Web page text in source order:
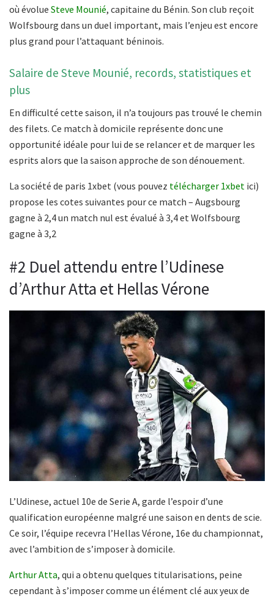
où évolue Steve Mounié, capitaine du Bénin. Son club reçoit
Wolfsbourg dans un duel important, mais l’enjeu est encore
plus grand pour l’attaquant béninois.
Salaire de Steve Mounié, records, statistiques et
plus
En difficulté cette saison, il n’a toujours pas trouvé le chemin
des filets. Ce match à domicile représente donc une
opportunité idéale pour lui de se relancer et de marquer les
esprits alors que la saison approche de son dénouement.
La société de paris 1xbet (vous pouvez télécharger 1xbet ici)
propose les cotes suivantes pour ce match – Augsbourg
gagne à 2,4 un match nul est évalué à 3,4 et Wolfsbourg
gagne à 3,2
#2 Duel attendu entre l’Udinese
d’Arthur Atta et Hellas Vérone
L’Udinese, actuel 10e de Serie A, garde l’espoir d’une
qualification européenne malgré une saison en dents de scie.
Ce soir, l’équipe recevra l’Hellas Vérone, 16e du championnat,
avec l’ambition de s’imposer à domicile.
Arthur Atta, qui a obtenu quelques titularisations, peine
cependant à s’imposer comme un élément clé aux yeux de